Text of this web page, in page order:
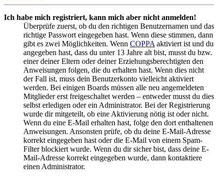
Ich habe mich registriert, kann mich aber nicht anmelden!
Überprüfe zuerst, ob du den richtigen Benutzernamen und das
richtige Passwort eingegeben hast. Wenn diese stimmen, dann
gibt es zwei Möglichkeiten. Wenn COPPA aktiviert ist und du
angegeben hast, dass du unter 13 Jahre alt bist, musst du bzw.
einer deiner Eltern oder deiner Erziehungsberechtigten den
Anweisungen folgen, die du erhalten hast. Wenn dies nicht
der Fall ist, muss dein Benutzerkonto vielleicht aktiviert
werden. Bei einigen Boards müssen alle neu angemeldeten
Mitglieder erst freigeschaltet werden – entweder musst du dies
selbst erledigen oder ein Administrator. Bei der Registrierung
wurde dir mitgeteilt, ob eine Aktivierung nötig ist oder nicht.
Wenn du eine E-Mail erhalten hast, folge den dort enthaltenen
Anweisungen. Ansonsten prüfe, ob du deine E-Mail-Adresse
korrekt eingegeben hast oder die E-Mail von einem Spam-
Filter blockiert wurde. Wenn du dir sicher bist, dass deine E-
Mail-Adresse korrekt eingegeben wurde, dann kontaktiere
einen Administrator.